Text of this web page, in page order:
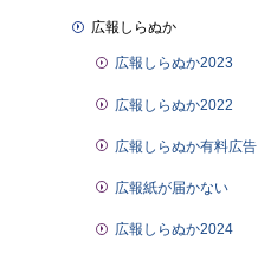
広報しらぬか
広報しらぬか2023
広報しらぬか2022
広報しらぬか有料広告
広報紙が届かない
広報しらぬか2024